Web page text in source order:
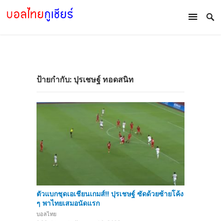
ป้ายกำกับ: ปุรเชษฐ์ ทอดสนิท
ตัวแบกชุดเอเชียนเกมส์!! ปุรเชษฐ์ ซัดด้วยซ้ายโค้ง
ๆ พาไทยเสมอนัดแรก
บอลไทย